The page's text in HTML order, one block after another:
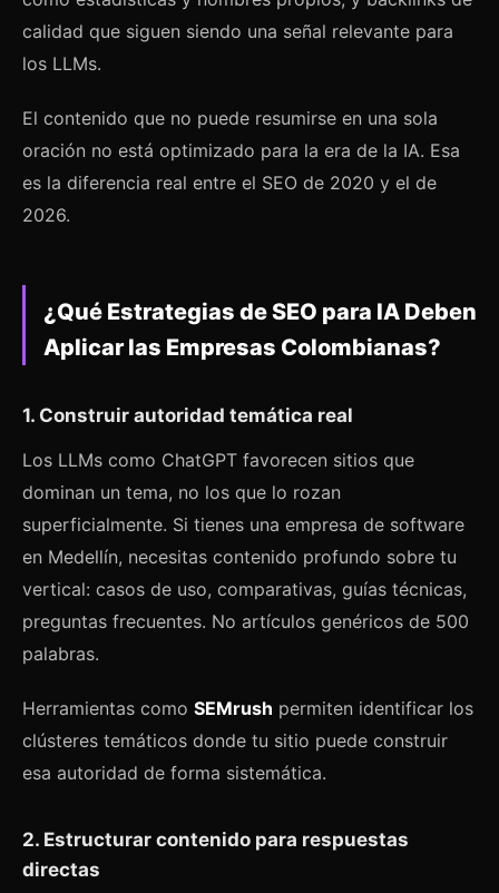
calidad que siguen siendo una señal relevante para
los LLMs.
El contenido que no puede resumirse en una sola
oración no está optimizado para la era de la IA. Esa
es la diferencia real entre el SEO de 2020 y el de
2026.
¿Qué Estrategias de SEO para IA Deben
Aplicar las Empresas Colombianas?
1. Construir autoridad temática real
Los LLMs como ChatGPT favorecen sitios que
dominan un tema, no los que lo rozan
superficialmente. Si tienes una empresa de software
en Medellín, necesitas contenido profundo sobre tu
vertical: casos de uso, comparativas, guías técnicas,
preguntas frecuentes. No artículos genéricos de 500
palabras.
Herramientas como SEMrush permiten identificar los
clústeres temáticos donde tu sitio puede construir
esa autoridad de forma sistemática.
2. Estructurar contenido para respuestas
directas